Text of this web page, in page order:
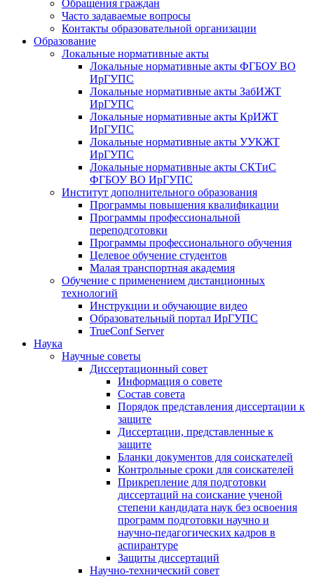
Обращения граждан
Часто задаваемые вопросы
Контакты образовательной организации
Образование
Локальные нормативные акты
Локальные нормативные акты ФГБОУ ВО
ИрГУПС
Локальные нормативные акты ЗабИЖТ
ИрГУПС
Локальные нормативные акты КрИЖТ
ИрГУПС
Локальные нормативные акты УУКЖТ
ИрГУПС
Локальные нормативные акты СКТиС
ФГБОУ ВО ИрГУПС
Институт дополнительного образования
Программы повышения квалификации
Программы профессиональной
переподготовки
Программы профессионального обучения
Целевое обучение студентов
Малая транспортная академия
Обучение с применением дистанционных
технологий
Инструкции и обучающие видео
Образовательный портал ИрГУПС
TrueConf Server
Наука
Научные советы
Диссертационный совет
Информация о совете
Состав совета
Порядок представления диссертации к
защите
Диссертации, представленные к
защите
Бланки документов для соискателей
Контрольные сроки для соискателей
Прикрепление для подготовки
диссертаций на соискание ученой
степени кандидата наук без освоения
программ подготовки научно и
научно-педагогических кадров в
аспирантуре
Защиты диссертаций
Научно-технический совет